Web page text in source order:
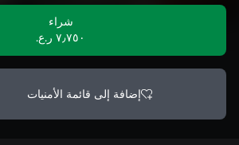
شراء
٧٫٧٥٠ ر.ع.‏
إضافة إلى قائمة الأمنيات